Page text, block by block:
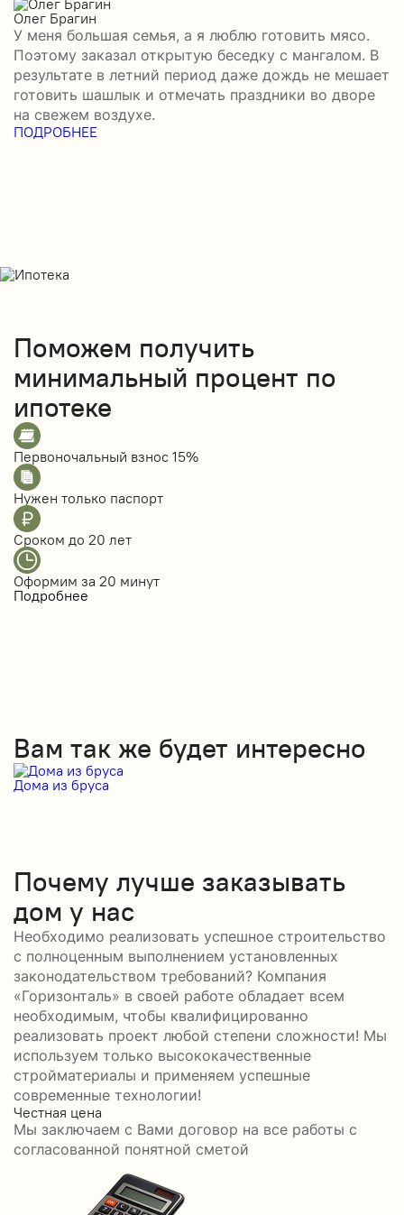
Олег Брагин
У меня большая семья, а я люблю готовить мясо.
Поэтому заказал открытую беседку с мангалом. В
результате в летний период даже дождь не мешает
готовить шашлык и отмечать праздники во дворе
на свежем воздухе.
ПОДРОБНЕЕ
Поможем получить
минимальный процент по
ипотеке
Первоночальный взнос 15%
Нужен только паспорт
Сроком до 20 лет
Оформим за 20 минут
Подробнее
Вам так же будет интересно
Дома из бруса
Почему лучше заказывать
дом у нас
Необходимо реализовать успешное строительство
с полноценным выполнением установленных
законодательством требований? Компания
«Горизонталь» в своей работе обладает всем
необходимым, чтобы квалифицированно
реализовать проект любой степени сложности! Мы
используем только высококачественные
стройматериалы и применяем успешные
современные технологии!
Честная цена
Мы заключаем с Вами договор на все работы с
согласованной понятной сметой